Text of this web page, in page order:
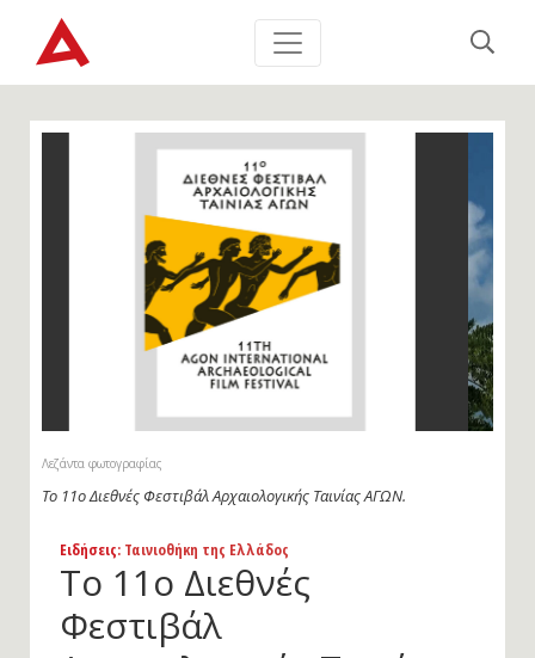
Λεζάντα φωτογραφίας
Στιγμιότυπο από την ταινία «The moving statues of Alexandria»
Ειδήσεις: Ταινιοθήκη της Ελλάδος
Το 11ο Διεθνές
Φεστιβάλ